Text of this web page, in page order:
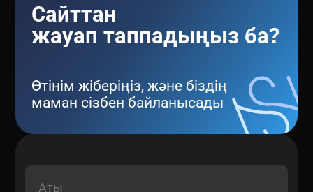
Сайттан
жауап таппадыңыз ба?
Өтінім жіберіңіз, және біздің
маман сізбен байланысады